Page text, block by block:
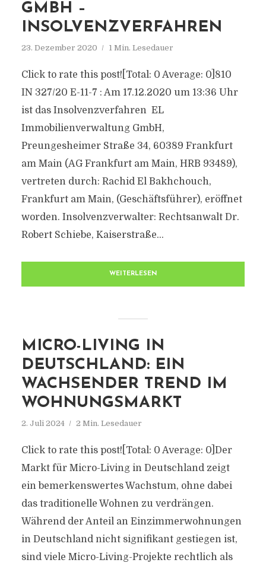
GMBH –
INSOLVENZVERFAHREN
23. Dezember 2020 1 Min. Lesedauer
Click to rate this post![Total: 0 Average: 0]810
IN 327/20 E-11-7 : Am 17.12.2020 um 13:36 Uhr
ist das Insolvenzverfahren EL
Immobilienverwaltung GmbH,
Preungesheimer Straße 34, 60389 Frankfurt
am Main (AG Frankfurt am Main, HRB 93489),
vertreten durch: Rachid El Bakhchouch,
Frankfurt am Main, (Geschäftsführer), eröffnet
worden. Insolvenzverwalter: Rechtsanwalt Dr.
Robert Schiebe, Kaiserstraße...
WEITERLESEN
MICRO-LIVING IN
DEUTSCHLAND: EIN
WACHSENDER TREND IM
WOHNUNGSMARKT
2. Juli 2024 2 Min. Lesedauer
Click to rate this post![Total: 0 Average: 0]Der
Markt für Micro-Living in Deutschland zeigt
ein bemerkenswertes Wachstum, ohne dabei
das traditionelle Wohnen zu verdrängen.
Während der Anteil an Einzimmerwohnungen
in Deutschland nicht signifikant gestiegen ist,
sind viele Micro-Living-Projekte rechtlich als